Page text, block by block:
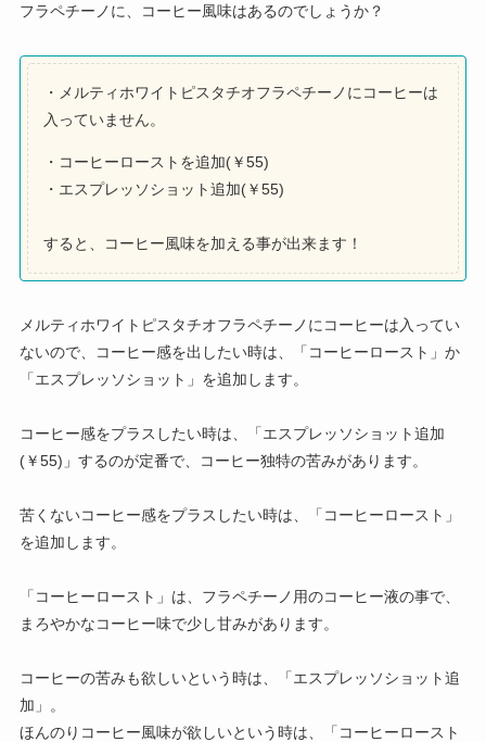
フラペチーノに、コーヒー風味はあるのでしょうか？
・メルティホワイトピスタチオフラペチーノにコーヒーは
入っていません。
・コーヒーローストを追加(￥55)
・エスプレッソショット追加(￥55)
すると、コーヒー風味を加える事が出来ます！
メルティホワイトピスタチオフラペチーノにコーヒーは入ってい
ないので、コーヒー感を出したい時は、「コーヒーロースト」か
「エスプレッソショット」を追加します。
コーヒー感をプラスしたい時は、「エスプレッソショット追加
(￥55)」するのが定番で、コーヒー独特の苦みがあります。
苦くないコーヒー感をプラスしたい時は、「コーヒーロースト」
を追加します。
「コーヒーロースト」は、フラペチーノ用のコーヒー液の事で、
まろやかなコーヒー味で少し甘みがあります。
コーヒーの苦みも欲しいという時は、「エスプレッソショット追
加」。
ほんのりコーヒー風味が欲しいという時は、「コーヒーロースト